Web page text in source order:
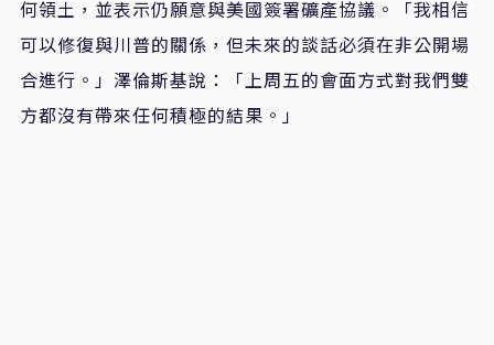
何領土，並表示仍願意與美國簽署礦產協議。「我相信
可以修復與川普的關係，但未來的談話必須在非公開場
合進行。」澤倫斯基說：「上周五的會面方式對我們雙
方都沒有帶來任何積極的結果。」